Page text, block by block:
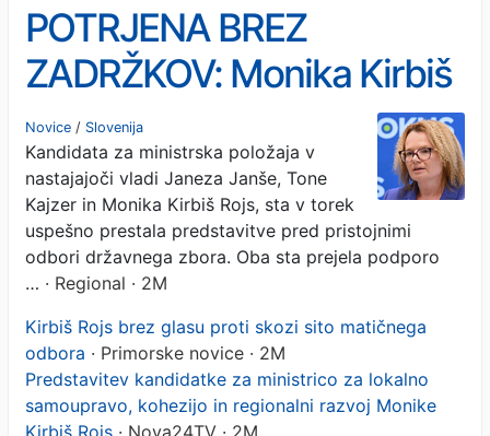
POTRJENA BREZ
ZADRŽKOV: Monika Kirbiš
Rojs in Tone Kajzer
prepričala poslance
pristojnih odborov
Novice / Slovenija
Kandidata za ministrska položaja v
nastajajoči vladi Janeza Janše, Tone
Kajzer in Monika Kirbiš Rojs, sta v torek
uspešno prestala predstavitve pred pristojnimi
odbori državnega zbora. Oba sta prejela podporo
… · Regional · 2M
Kirbiš Rojs brez glasu proti skozi sito matičnega
odbora · Primorske novice · 2M
Predstavitev kandidatke za ministrico za lokalno
samoupravo, kohezijo in regionalni razvoj Monike
Kirbiš Rojs · Nova24TV · 2M